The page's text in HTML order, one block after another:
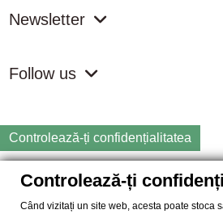
Newsletter
Follow us
Controlează-ți confidențialitatea
Copyright
2026 samdistribution.ro -
Controlează-ți
Când vizitați un site web, acesta poate stoca